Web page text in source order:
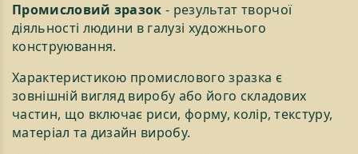
Промисловий зразок - результат творчої
діяльності людини в галузі художнього
конструювання.
Характеристикою промислового зразка є
зовнішній вигляд виробу або його складових
частин, що включає риси, форму, колір, текстуру,
матеріал та дизайн виробу.